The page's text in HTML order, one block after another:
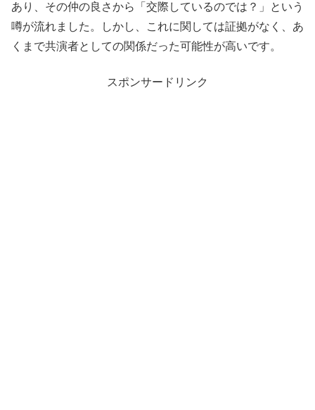
あり、その仲の良さから「交際しているのでは？」という
噂が流れました。しかし、これに関しては証拠がなく、あ
くまで共演者としての関係だった可能性が高いです。
スポンサードリンク